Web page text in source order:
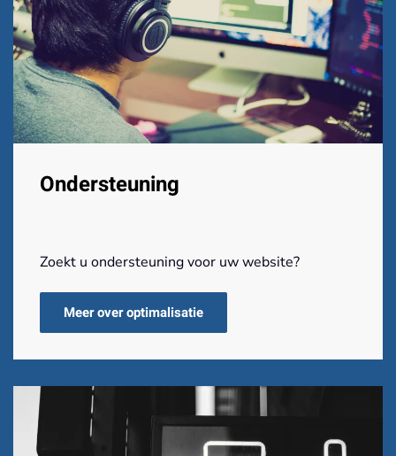
Ondersteuning
Zoekt u ondersteuning voor uw website?
Meer over optimalisatie